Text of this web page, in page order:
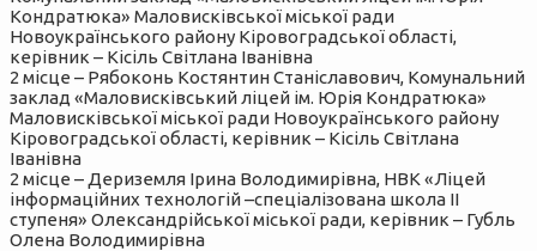
Кондратюка» Маловисківської міської ради
Новоукраїнського району Кіровоградської області,
керівник – Кісіль Світлана Іванівна
2 місце – Рябоконь Костянтин Станіславович, Комунальний
заклад «Маловисківський ліцей ім. Юрія Кондратюка»
Маловисківської міської ради Новоукраїнського району
Кіровоградської області, керівник – Кісіль Світлана
Іванівна
2 місце – Дериземля Ірина Володимирівна, НВК «Ліцей
інформаційних технологій –спеціалізована школа ІІ
ступеня» Олександрійської міської ради, керівник – Губль
Олена Володимирівна